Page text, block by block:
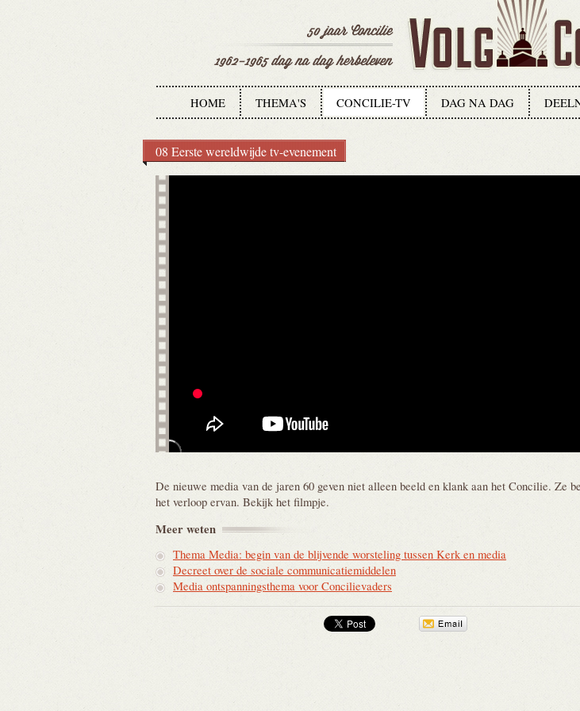
HOME THEMA'S CONCILIE-TV DAG NA DAG
08 Eerste wereldwijde tv-evenement
De nieuwe media van de jaren 60 geven niet alleen beeld en klank aan het Concilie. Ze
het verloop ervan. Bekijk het filmpje.
Meerweten
Thema Media: begin van de blijvende worsteling tussen Kerk en media
Decreet over de sociale communicatiemiddelen
Media ontspanningsthema voor Concilievaders